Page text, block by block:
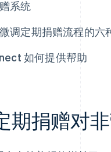
系统
调定期捐赠流程的六
如何提供帮助
期捐赠对